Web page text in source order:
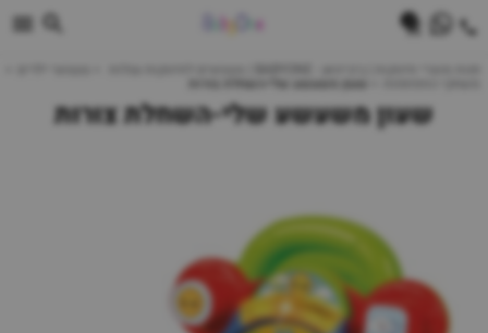
שעון משעשע שלי-השחלת צורות
שעון משעשע שלי-השחלת צורות